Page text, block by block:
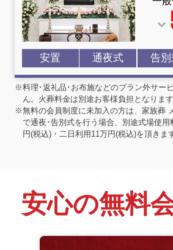
安置 通夜式 告
※料理･返礼品･お布施などのプラン外サー
ん。火葬料金は別途お客様負担となります
※無料の会員制度に未加入の方は、家族葬
で通夜･告別式を行う場合、別途式場使
円(税込)・二日利用11万円(税込)を頂きま
安心の無料